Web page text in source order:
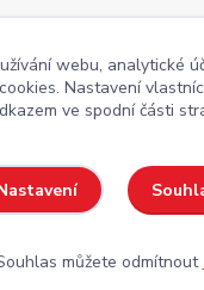
webu, analytické
Nastavení
ve spodní části
můžete odmítnout